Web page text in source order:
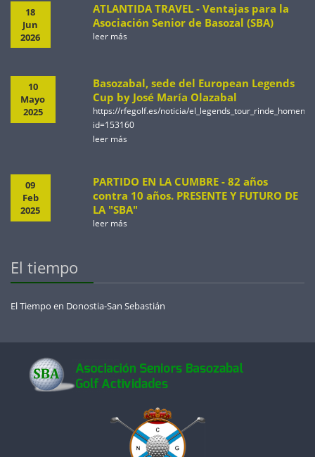
18
Jun
2026
ATLANTIDA TRAVEL - Ventajas para la
Asociación Senior de Basozal (SBA)
leer más
10
Mayo
2025
Basozabal, sede del European Legends
Cup by José María Olazabal
https://rfegolf.es/noticia/
id=153160
leer más
09
Feb
2025
PARTIDO EN LA CUMBRE - 82 años
contra 10 años. PRESENTE Y FUTURO DE
LA "SBA"
leer más
El tiempo
El Tiempo en Donostia-San Sebastián